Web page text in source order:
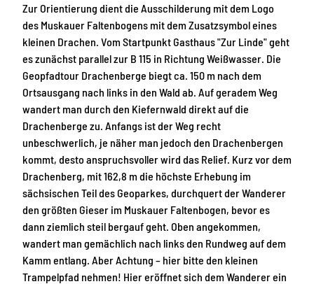
Zur Orientierung dient die Ausschilderung mit dem Logo
des Muskauer Faltenbogens mit dem Zusatzsymbol eines
kleinen Drachen. Vom Startpunkt Gasthaus "Zur Linde" geht
es zunächst parallel zur B 115 in Richtung Weißwasser. Die
Geopfadtour Drachenberge biegt ca. 150 m nach dem
Ortsausgang nach links in den Wald ab. Auf geradem Weg
wandert man durch den Kiefernwald direkt auf die
Drachenberge zu. Anfangs ist der Weg recht
unbeschwerlich, je näher man jedoch den Drachenbergen
kommt, desto anspruchsvoller wird das Relief. Kurz vor dem
Drachenberg, mit 162,8 m die höchste Erhebung im
sächsischen Teil des Geoparkes, durchquert der Wanderer
den größten Gieser im Muskauer Faltenbogen, bevor es
dann ziemlich steil bergauf geht. Oben angekommen,
wandert man gemächlich nach links den Rundweg auf dem
Kamm entlang. Aber Achtung – hier bitte den kleinen
Trampelpfad nehmen! Hier eröffnet sich dem Wanderer ein